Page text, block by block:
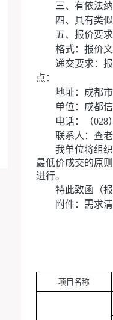
三、有依法
四、具有类
五、报价要
格式：报价
递交要求：
点：
地址：成都
单位：成都
电话：（028
联系人： 查
我单位将组
最低价成交的原
进行。
特此致函 （
附件：需求
项目名称